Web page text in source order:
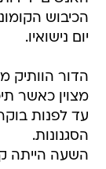
הכיבוש
יום נישואיו.
הדור הוותיק
מצוין כאשר
עד לפנות
הסגנונות.
השעה הייתה